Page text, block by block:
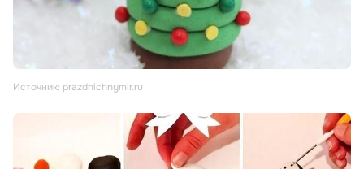
Источник: prazdnichnymir.ru